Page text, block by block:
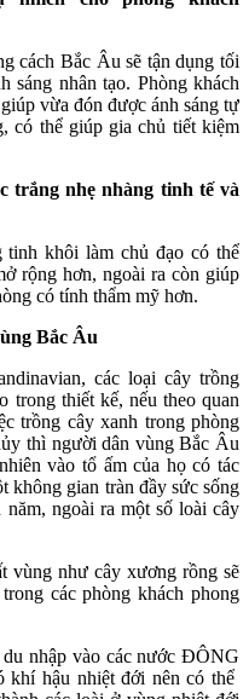
cách Bắc Âu sẽ tận dụng tối
sáng nhân tạo. Phòng khách
vừa đón được ánh sáng tự
có thể giúp gia chủ tiết kiệm
trắng nhẹ nhàng tinh tế và
khôi làm chủ đạo có thể
rộng hơn, ngoài ra còn giúp
có tính thẩm mỹ hơn.
Bắc Âu
các loại cây trồng
trong thiết kế, nếu theo quan
trồng cây xanh trong phòng
thì người dân vùng Bắc Âu
vào tổ ấm của họ có tác
không gian tràn đầy sức sống
ngoài ra một số loài cây
vùng như cây xương rồng sẽ
các phòng khách phong
nhập vào các nước ĐÔNG
hậu nhiệt đới nên có thể